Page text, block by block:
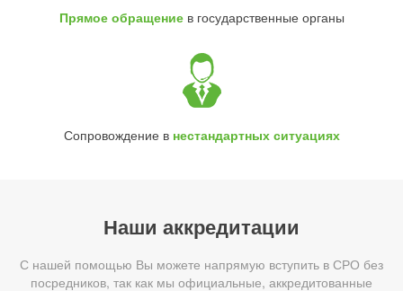
Прямое обращениев государственные органы
Сопровождение в нестандартных ситуациях
Наши аккредитации
С нашей помощью Вы можете напрямую вступить в СРО без
посредников, так как мы официальные, аккредитованные